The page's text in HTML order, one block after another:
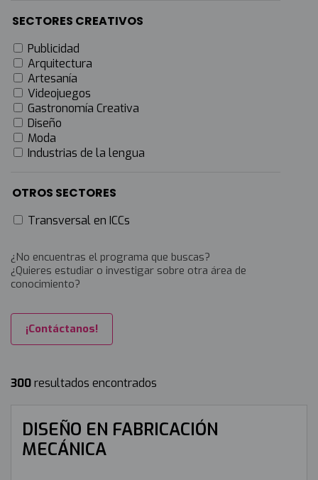
SECTORES CREATIVOS
Publicidad
Arquitectura
Artesanía
Videojuegos
Gastronomía Creativa
Diseño
Moda
Industrias de la lengua
OTROS SECTORES
Transversal en ICCs
¿No encuentras el programa que buscas?
¿Quieres estudiar o investigar sobre otra área de
conocimiento?
¡Contáctanos!
300resultados encontrados
DISEÑO EN FABRICACIÓN
MECÁNICA